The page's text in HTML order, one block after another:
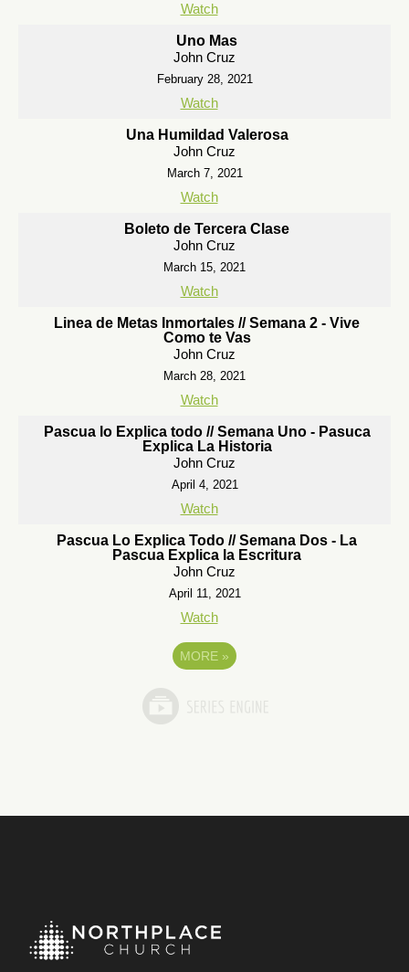
Watch
Uno Mas
John Cruz
February 28, 2021
Watch
Una Humildad Valerosa
John Cruz
March 7, 2021
Watch
Boleto de Tercera Clase
John Cruz
March 15, 2021
Watch
Linea de Metas Inmortales // Semana 2 - Vive
Como te Vas
John Cruz
March 28, 2021
Watch
Pascua lo Explica todo // Semana Uno - Pasuca
Explica La Historia
John Cruz
April 4, 2021
Watch
Pascua Lo Explica Todo // Semana Dos - La
Pascua Explica la Escritura
John Cruz
April 11, 2021
Watch
MORE »